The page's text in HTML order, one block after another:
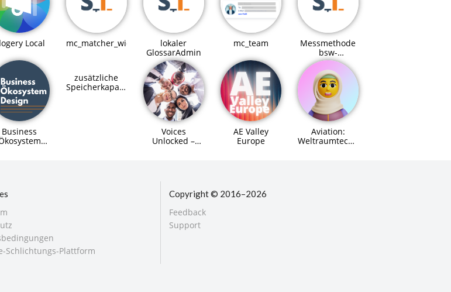
Local mc_matcher_widget
lokaler
GlossarAdmin
mc_team
Messmethode
bsw-
Referenzmodell
Business
zusätzliche
Speicherkapazitäten
Voices
Unlocked –
AE Valley
Europe
Aviation:
Weltraumtechnik
Schlichtungs-Plattform
Copyright © 2016–2026
Feedback
Support